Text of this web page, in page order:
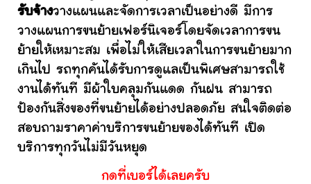
รับจ้างวางแผนและจัดการเวลาเป็นอย่างดี มีการ
วางแผนการขนย้ายเฟอร์นิเจอร์โดยจัดเวลาการขน
ย้ายให้เหมาะสม เพื่อไม่ให้เสียเวลาในการขนย้ายมาก
เกินไป รถทุกคันได้รับการดูแลเป็นพิเศษสามารถใช้
งานได้ทันที มีผ้าใบคลุมกันแดด กันฝน สามารถ
ป้องกันสิ่งของที่ขนย้ายได้อย่างปลอดภัย สนใจติดต่อ
สอบถามราคาค่าบริการขนย้ายของได้ทันที เปิด
บริการทุกวันไม่มีวันหยุด
กดที่เบอร์ได้เลยครับ